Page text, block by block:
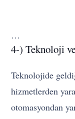
…
4-) Teknoloji
Teknolojide
hizmetlerden
otomasyondan